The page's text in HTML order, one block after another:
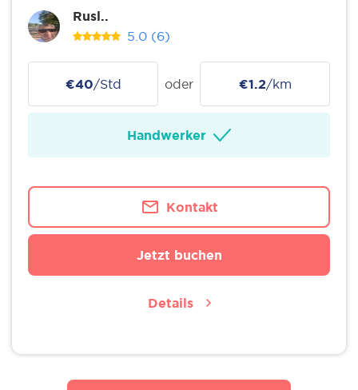
Rusl..
5.0 (6)
€40/Std oder €1.2/km
Handwerker
Kontakt
Jetzt buchen
Details